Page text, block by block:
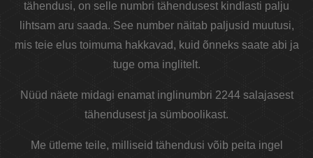
tähendusi, on selle numbri tähendusest kindlasti palju
lihtsam aru saada. See number näitab paljusid muutusi,
mis teie elus toimuma hakkavad, kuid õnneks saate abi ja
tuge oma inglitelt.
Nüüd näete midagi enamat inglinumbri 2244 salajasest
tähendusest ja sümboolikast.
Me ütleme teile, milliseid tähendusi võib peita ingel